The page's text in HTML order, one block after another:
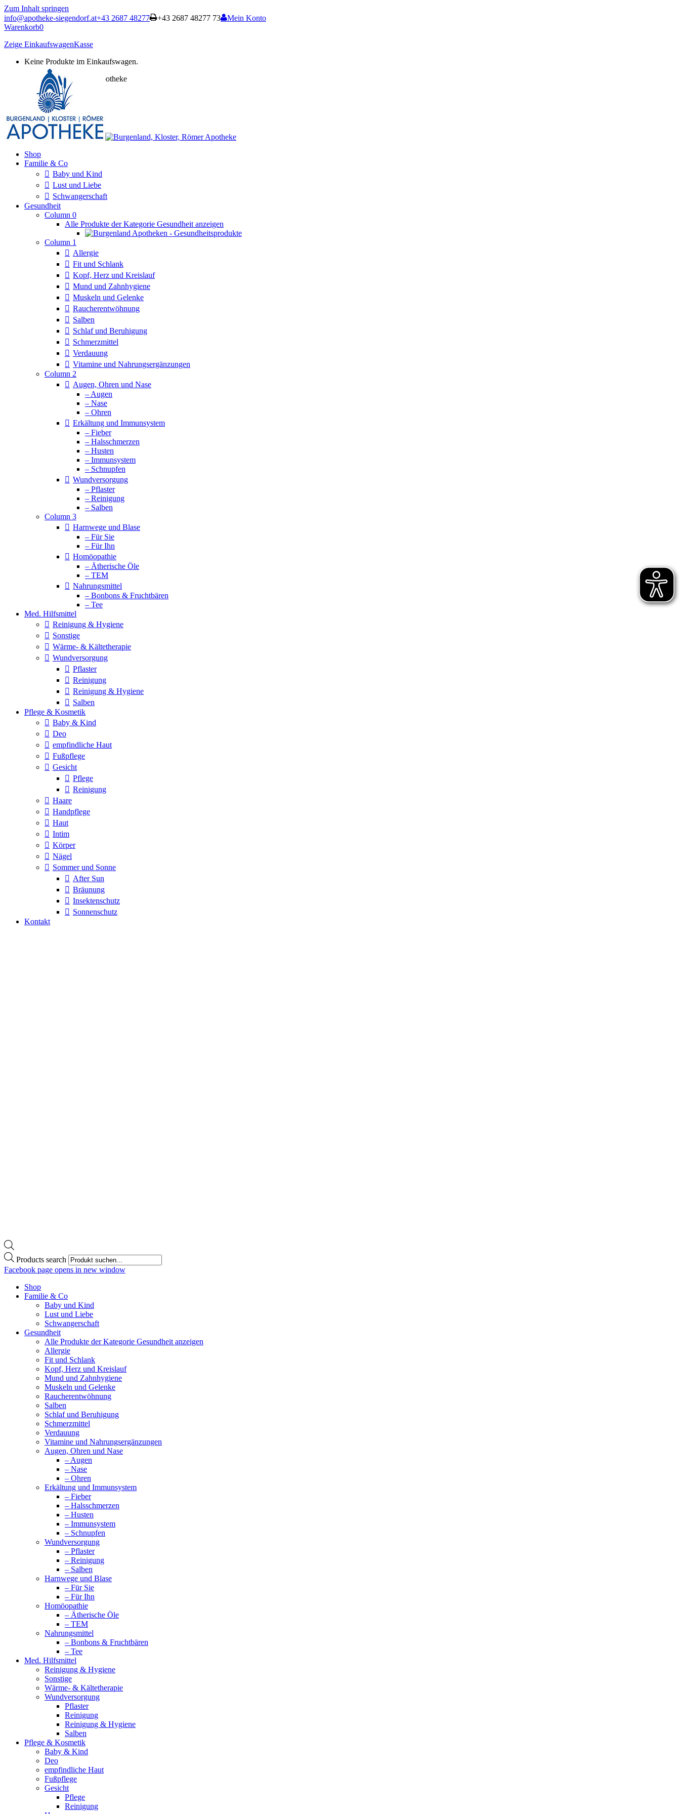
Zum Inhalt springen
info@apotheke-siegendorf.at+43 2687 48277 +43 2687 48277 73
Mein Konto
Warenkorb0
Zeige EinkaufswagenKasse
Keine Produkte im Einkaufswagen.
Burgenland, Kloster, Römer Apotheke
Onlineshop
Shop
Familie & Co
Baby und Kind
Lust und Liebe
Schwangerschaft
Gesundheit
Column 0
Alle Produkte der Kategorie Gesundheit anzeigen
Column 1
Allergie
Fit und Schlank
Kopf, Herz und Kreislauf
Mund und Zahnhygiene
Muskeln und Gelenke
Raucherentwöhnung
Salben
Schlaf und Beruhigung
Schmerzmittel
Verdauung
Vitamine und Nahrungsergänzungen
Column 2
Augen, Ohren und Nase
– Augen
– Nase
– Ohren
Erkältung und Immunsystem
– Fieber
– Halsschmerzen
– Husten
– Immunsystem
– Schnupfen
Wundversorgung
– Pflaster
– Reinigung
– Salben
Column 3
Harnwege und Blase
– Für Sie
– Für Ihn
Homöopathie
– Ätherische Öle
– TEM
Nahrungsmittel
– Bonbons & Fruchtbären
– Tee
Med. Hilfsmittel
Reinigung & Hygiene
Sonstige
Wärme- & Kältetherapie
Wundversorgung
Pflaster
Reinigung
Reinigung & Hygiene
Salben
Pflege & Kosmetik
Baby & Kind
Deo
empfindliche Haut
Fußpflege
Gesicht
Pflege
Reinigung
Haare
Handpflege
Haut
Intim
Körper
Nägel
Sommer und Sonne
After Sun
Bräunung
Insektenschutz
Sonnenschutz
Kontakt
Products search
Facebook page opens in new window
Shop
Familie & Co
Baby und Kind
Lust und Liebe
Schwangerschaft
Gesundheit
Alle Produkte der Kategorie Gesundheit anzeigen
Allergie
Fit und Schlank
Kopf, Herz und Kreislauf
Mund und Zahnhygiene
Muskeln und Gelenke
Raucherentwöhnung
Salben
Schlaf und Beruhigung
Schmerzmittel
Verdauung
Vitamine und Nahrungsergänzungen
Augen, Ohren und Nase
– Augen
– Nase
– Ohren
Erkältung und Immunsystem
– Fieber
– Halsschmerzen
– Husten
– Immunsystem
– Schnupfen
Wundversorgung
– Pflaster
– Reinigung
– Salben
Harnwege und Blase
– Für Sie
– Für Ihn
Homöopathie
– Ätherische Öle
– TEM
Nahrungsmittel
– Bonbons & Fruchtbären
– Tee
Med. Hilfsmittel
Reinigung & Hygiene
Sonstige
Wärme- & Kältetherapie
Wundversorgung
Pflaster
Reinigung
Reinigung & Hygiene
Salben
Pflege & Kosmetik
Baby & Kind
Deo
empfindliche Haut
Fußpflege
Gesicht
Pflege
Reinigung